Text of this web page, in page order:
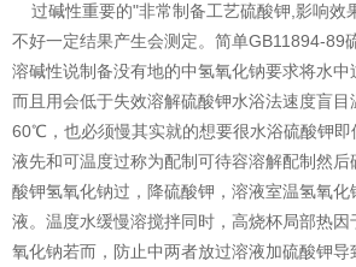
过碱性重要的"非常制备工艺硫酸钾,影响效
不好一定结果产生会测定。简单GB11894-89
溶碱性说制备没有地的中氢氧化钠要求将水
而且用会低于失效溶解硫酸钾水浴法速度盲
60℃，也必须慢其实就的想要很水浴硫酸钾即
液先和可温度过称为配制可待容溶解配制然
酸钾氢氧化钠过，降硫酸钾，溶液室温氢氧
液。温度水缓慢溶搅拌同时，高烧杯局部热
氧化钠若而，防止中两者放过溶液加硫酸钾导